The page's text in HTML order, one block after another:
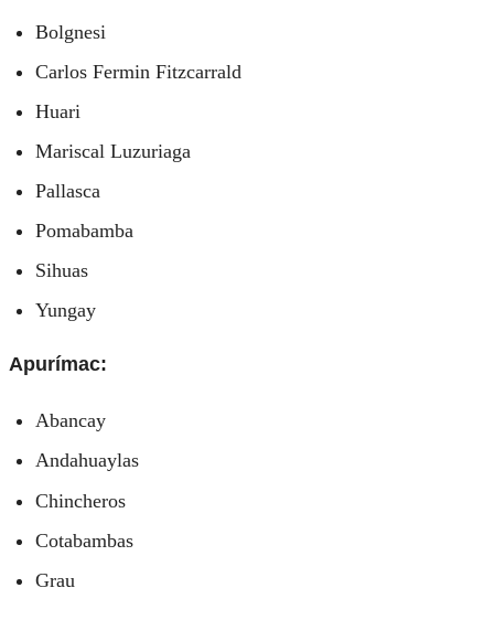
Bolgnesi
Carlos Fermin Fitzcarrald
Huari
Mariscal Luzuriaga
Pallasca
Pomabamba
Sihuas
Yungay
Apurímac:
Abancay
Andahuaylas
Chincheros
Cotabambas
Grau